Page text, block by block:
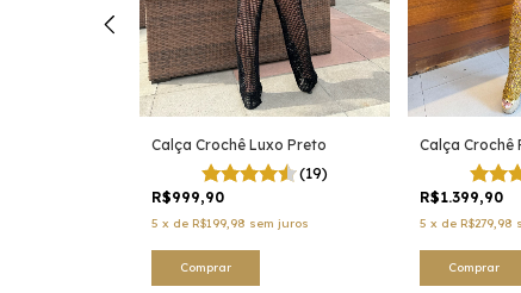
Calça Crochê Luxo Preto
(19)
R$999,90
5 x de R$199,98 sem juros
Comprar
Calça Crochê
R$1.399,90
5 x de R$279,98
Comprar